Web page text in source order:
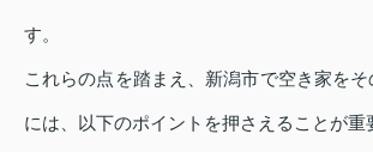
す。
これらの点を踏まえ、新潟市で空き家を
には、以下のポイントを押さえることが重